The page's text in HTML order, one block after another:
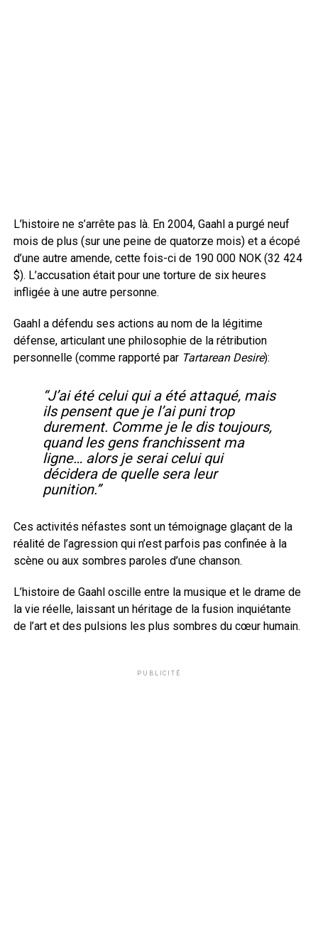
L’histoire ne s’arrête pas là. En 2004, Gaahl a purgé neuf
mois de plus (sur une peine de quatorze mois) et a écopé
d’une autre amende, cette fois-ci de 190 000 NOK (32 424
$). L’accusation était pour une torture de six heures
infligée à une autre personne.
Gaahl a défendu ses actions au nom de la légitime
défense, articulant une philosophie de la rétribution
personnelle (comme rapporté par Tartarean Desire):
“J’ai été celui qui a été attaqué, mais
ils pensent que je l’ai puni trop
durement. Comme je le dis toujours,
quand les gens franchissent ma
ligne… alors je serai celui qui
décidera de quelle sera leur
punition.”
Ces activités néfastes sont un témoignage glaçant de la
réalité de l’agression qui n’est parfois pas confinée à la
scène ou aux sombres paroles d’une chanson.
L’histoire de Gaahl oscille entre la musique et le drame de
la vie réelle, laissant un héritage de la fusion inquiétante
de l’art et des pulsions les plus sombres du cœur humain.
PUBLICITÉ